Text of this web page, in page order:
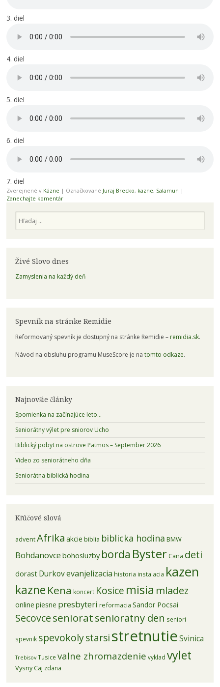
3. diel
4. diel
5. diel
6. diel
7. diel
Zverejnené v Kázne | Označkované Juraj Brecko, kazne, Salamun |
Zanechajte komentár
Živé Slovo dnes
Zamyslenia na každý deň
Spevník na stránke Remidie
Reformovaný spevník je dostupný na stránke Remidie – remidia.sk.
Návod na obsluhu programu MuseScore je na tomto odkaze.
Najnovšie články
Spomienka na začínajúce leto…
Seniorátny výlet pre sniorov Ucho
Biblický pobyt na ostrove Patmos – September 2026
Video zo seniorátneho dňa
Seniorátna biblická hodina
Kľúčové slová
adventAfrika akcie biblia biblicka hodina BMW
Bohdanovce bohosluzby borda Byster Cana deti
dorast Durkovevanjelizacia historia instalacia kazen
kazne Kena koncert Kosice misia mladez
online piesne presbyteri reformacia Sandor Pocsai
Secovcesenioratsenioratny den seniori
spevnik spevokolystarsistretnutieSvinica
Trebisov Tusice valne zhromazdenie vyklad vylet
Vysny Caj zdana